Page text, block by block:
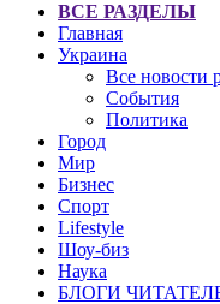
ВСЕ РАЗДЕЛЫ
Главная
Украина
Все новости
События
Политика
Город
Мир
Бизнес
Спорт
Lifestyle
Шоу-биз
Наука
БЛОГИ